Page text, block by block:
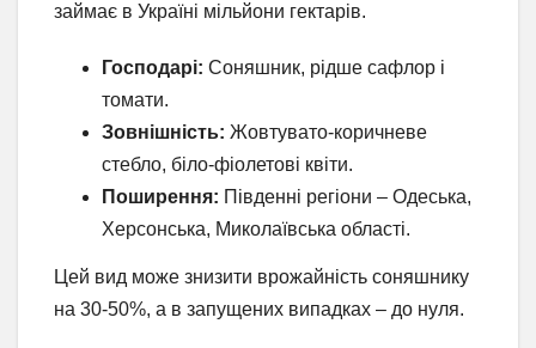
займає в Україні мільйони гектарів.
Господарі: Соняшник, рідше сафлор і
томати.
Зовнішність: Жовтувато-коричневе
стебло, біло-фіолетові квіти.
Поширення: Південні регіони – Одеська,
Херсонська, Миколаївська області.
Цей вид може знизити врожайність соняшнику
на 30-50%, а в запущених випадках – до нуля.